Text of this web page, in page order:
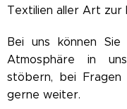
Textilien aller Art zur
Bei uns können
Atmosphäre in
stöbern, bei Fragen
gerne weiter.